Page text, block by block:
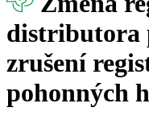
distributora
zrušení
pohonných